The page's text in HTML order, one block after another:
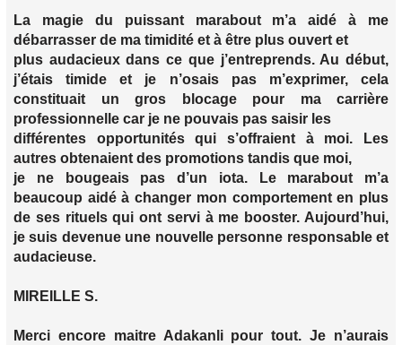
La magie du puissant marabout m’a aidé à me
débarrasser de ma timidité et à être plus ouvert et
plus audacieux dans ce que j’entreprends. Au début,
j’étais timide et je n’osais pas m’exprimer, cela
constituait un gros blocage pour ma carrière
professionnelle car je ne pouvais pas saisir les
différentes opportunités qui s’offraient à moi. Les
autres obtenaient des promotions tandis que moi,
je ne bougeais pas d’un iota. Le marabout m’a
beaucoup aidé à changer mon comportement en plus
de ses rituels qui ont servi à me booster. Aujourd’hui,
je suis devenue une nouvelle personne responsable et
audacieuse.
MIREILLE S.
Merci encore maitre Adakanli pour tout. Je n’aurais